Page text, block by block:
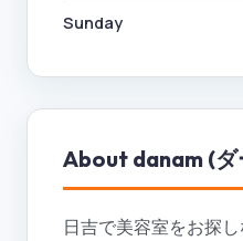
Sunday
About danam (
日吉で美容室をお探